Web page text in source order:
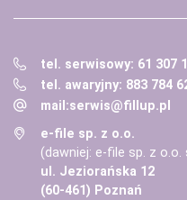
tel. serwisowy: 61 307
tel. awaryjny: 883 784
mail:serwis@fillup.pl
e-file sp. z o.o.
(dawniej: e-file sp. z o.o.
ul. Jeziorańska 12
(60-461) Poznań